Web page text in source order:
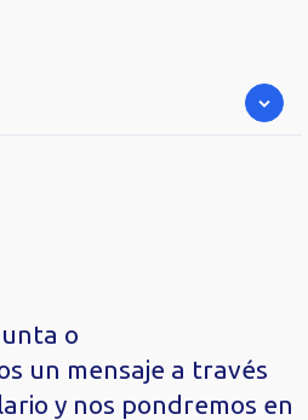
2024
del auditor 2024
dividendo a cuenta del
AUREN
o
un mensaje a través
y nos pondremos en